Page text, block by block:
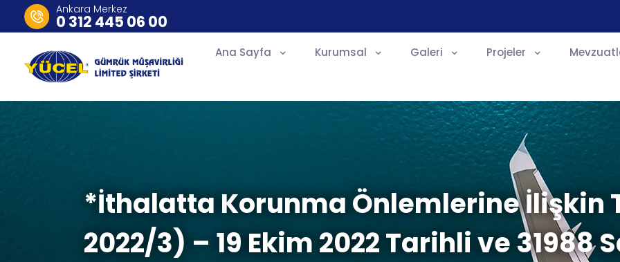
Ankara Merkez
0 312 445 06 00
Ana Sayfa Kurumsal Galeri Projeler
*İthalatta Korunma Önlemlerine İlişkin
2022/3) – 19 Ekim 2022 Tarihli ve 31988